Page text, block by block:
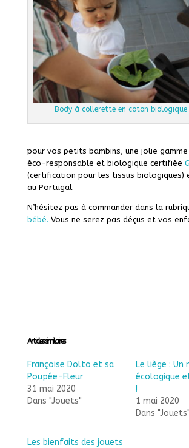
Body à collerette en coton biologique
pour vos petits bambins, une jolie
éco-responsable et biologique certifiée
(certification pour les tissus biologiques)
au Portugal.
N’hésitez pas à commander dans la
bébé. Vous ne serez pas déçus et vos
Articles similaires
Françoise Dolto et sa
Poupée-Fleur
31 mai 2020
Dans "Jouets"
Le liège : Un
écologique
!
1 mai 2020
Dans "Jouets"
Les bienfaits des jouets